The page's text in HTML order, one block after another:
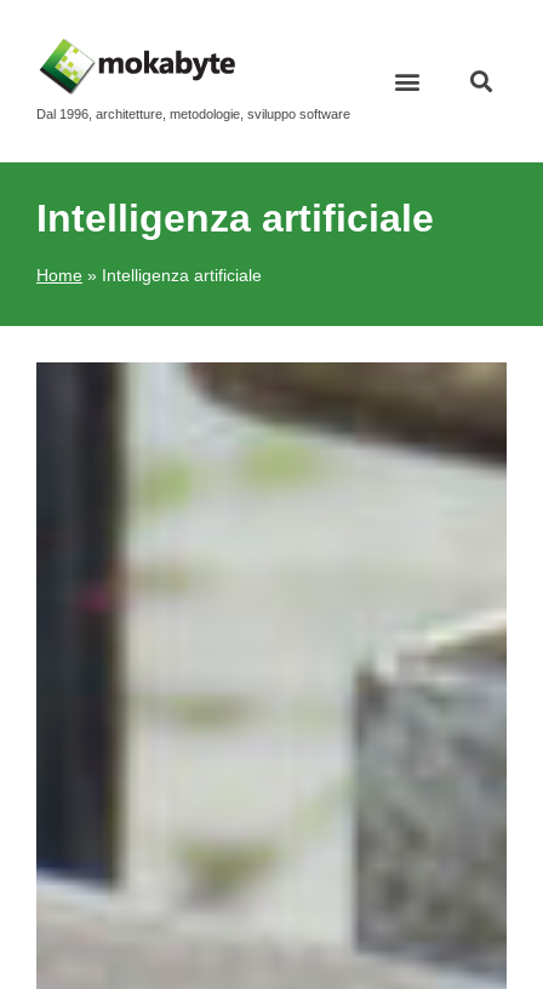
Dal 1996, architetture, metodologie, sviluppo software
Intelligenza artificiale
Home » Intelligenza artificiale